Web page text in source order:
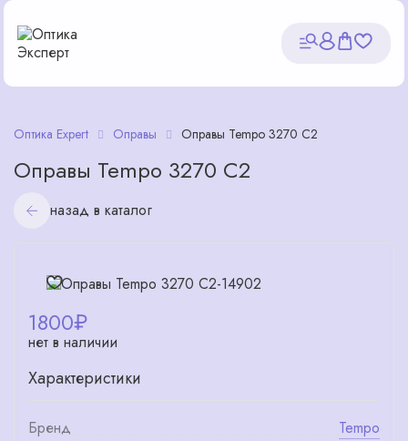
Оптика Expert Оправы Оправы Tempo 3270 С2
Оправы Tempo 3270 С2
назад в каталог
1800₽
нет в наличии
Характеристики
Бренд
Tempo